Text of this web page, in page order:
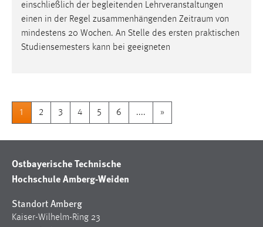
einschließlich der begleitenden Lehrveranstaltungen
einen in der Regel zusammenhängenden Zeitraum von
mindestens 20 Wochen. An Stelle des ersten praktischen
Studiensemesters kann bei geeigneten
1 2 3 4 5 6 .... »
Ostbayerische Technische
Hochschule Amberg-Weiden
Standort Amberg
Kaiser-Wilhelm-Ring 23